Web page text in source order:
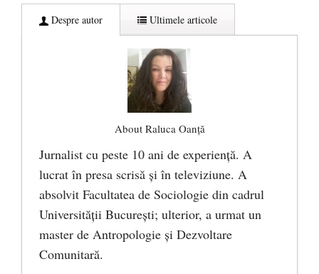
Despre autor Ultimele articole
About Raluca Oanță
Jurnalist cu peste 10 ani de experiență. A
lucrat în presa scrisă și în televiziune. A
absolvit Facultatea de Sociologie din cadrul
Universității București; ulterior, a urmat un
master de Antropologie și Dezvoltare
Comunitară.